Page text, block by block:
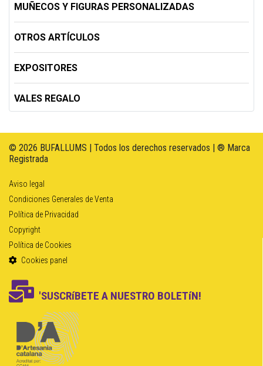
MUÑECOS Y FIGURAS PERSONALIZADAS
OTROS ARTÍCULOS
EXPOSITORES
VALES REGALO
© 2026 BUFALLUMS | Todos los derechos reservados | ® Marca
Registrada
Aviso legal
Condiciones Generales de Venta
Política de Privacidad
Copyright
Política de Cookies
Cookies panel
'SUSCRíBETE A NUESTRO BOLETíN!